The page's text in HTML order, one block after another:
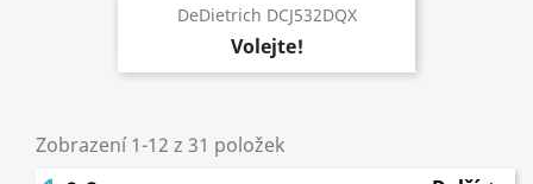
DeDietrich DCJ532DQX
Volejte!
Zobrazení 1-12 z 31 položek